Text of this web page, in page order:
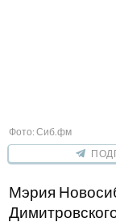
Фото: Сиб.фм
Мэрия